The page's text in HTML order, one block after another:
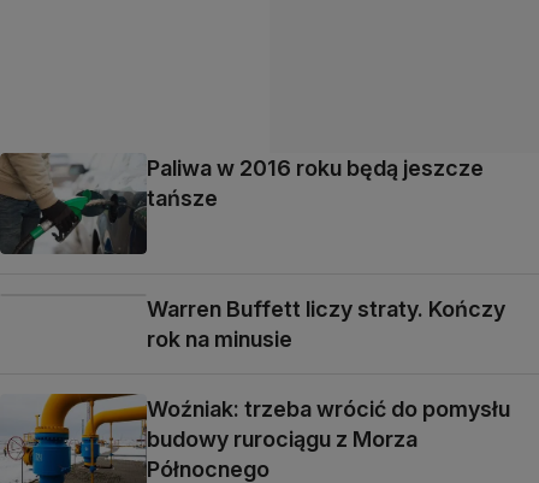
Paliwa w 2016 roku będą jeszcze
tańsze
Warren Buffett liczy straty. Kończy
rok na minusie
Woźniak: trzeba wrócić do pomysłu
budowy rurociągu z Morza
Północnego